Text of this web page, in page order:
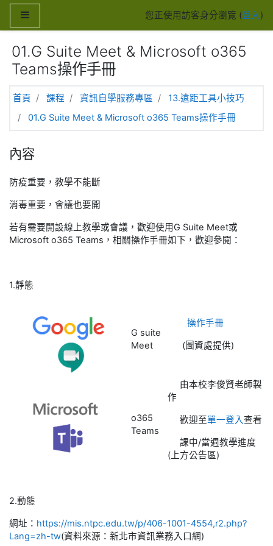
跳至主內容
您正使用訪客身分瀏覽 (登入)
01.G Suite Meet & Microsoft o365
Teams操作手冊
首頁 課程 資訊自學服務專區
13.遠距工具小技巧
01.G Suite Meet & Microsoft o365 Teams操作手冊
內容
防疫重要，教學不能斷
消毒重要，會議也要開
若有需要開設線上教學或會議，歡迎使用G Suite Meet或
Microsoft o365 Teams，相關操作手冊如下，歡迎參閱：
1.靜態
G suite
Meet
操作手冊
(圖資處提供)
o365
Teams
由本校李俊賢老師製
作
歡迎至單一登入查看
課中/當週教學進度
(上方公告區)
2.動態
網址： https://mis.ntpc.edu.tw/p/406-1001-4554,r2.php?
Lang=zh-tw(資料來源：新北市資訊業務入口網)